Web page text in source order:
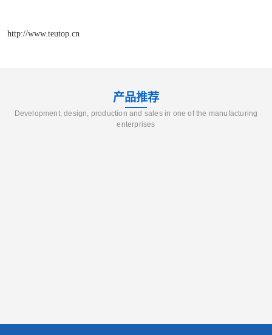
http://www.teutop.cn
产品推荐
Development, design, production and sales in one of the manufacturing
enterprises